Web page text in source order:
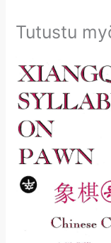
Tutustu